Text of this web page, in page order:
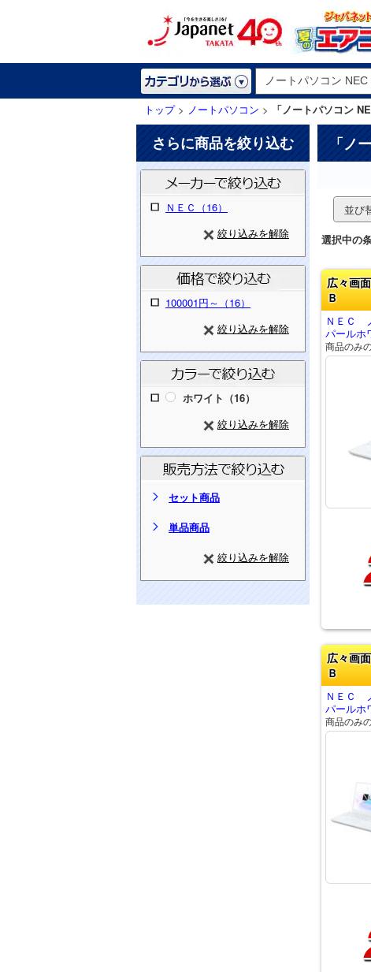
トップ> ノートパソコン > 「ノートパソコン
さらに商品を絞り込む
ＮＥＣ（16）
絞り込みを解除
100001円～（16）
絞り込みを解除
ホワイト（16）
絞り込みを解除
セット商品
単品商品
絞り込みを解除
「ノ
並び
選択中の
広々画
Ｂ
ＮＥＣ
パールホ
商品のみ
広々画
Ｂ
ＮＥＣ
パールホ
商品のみ